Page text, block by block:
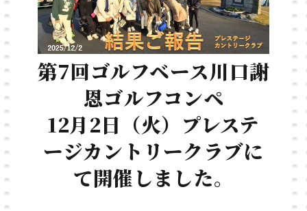
第7回ゴルフベース川口謝
恩ゴルフコンペ
12月2日（火）プレステ
ージカントリークラブに
て開催しました。